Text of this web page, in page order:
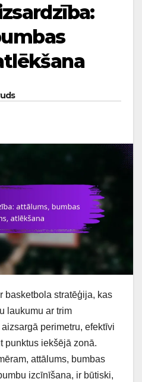
basketbola stratēģija, kas
laukumu ar trim
perimetru, efektīvi
punktus iekšējā zonā.
attālums, bumbas
izcīnīšana, ir būtiski,